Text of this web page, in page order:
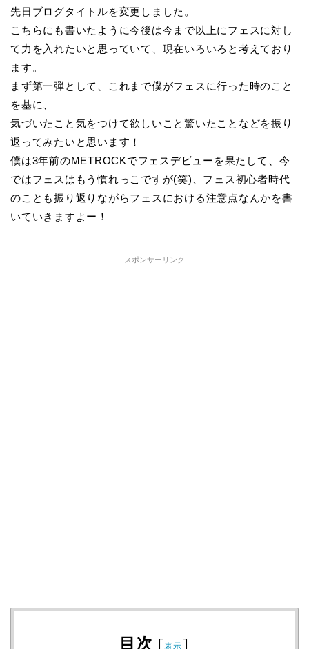
先日ブログタイトルを変更しました。
こちらにも書いたように今後は今まで以上にフェスに対し
て力を入れたいと思っていて、現在いろいろと考えており
ます。
まず第一弾として、これまで僕がフェスに行った時のこと
を基に、
気づいたこと気をつけて欲しいこと驚いたことなどを振り
返ってみたいと思います！
僕は3年前のMETROCKでフェスデビューを果たして、今
ではフェスはもう慣れっこですが(笑)、フェス初心者時代
のことも振り返りながらフェスにおける注意点なんかを書
いていきますよー！
スポンサーリンク
目次 [表示]